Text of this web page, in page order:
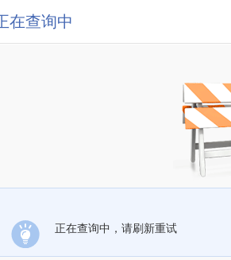
在查询中
正在查询中，请刷新重试